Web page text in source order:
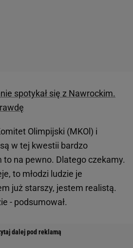
spotykał się z Nawrockim.
Olimpijski (MKOl) i
w tej kwestii bardzo
na pewno. Dlatego czekamy.
to młodzi ludzie je
już starszy, jestem realistą.
- podsumował.